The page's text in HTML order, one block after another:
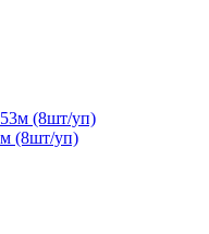
(8шт/уп)